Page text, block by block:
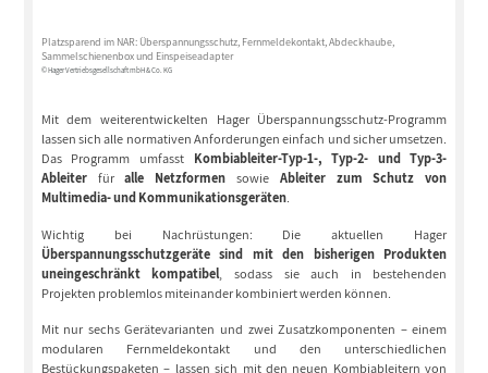
Platzsparend im NAR: Überspannungsschutz, Fernmeldekontakt, Abdeckhaube,
Sammelschienenbox und Einspeiseadapter
© Hager Vertriebsgesellschaft mbH & Co. KG
Mit dem weiterentwickelten Hager Überspannungsschutz-Programm
lassen sich alle normativen Anforderungen einfach und sicher umsetzen.
Das Programm umfasst Kombiableiter-Typ-1-, Typ-2- und Typ-3-
Ableiterfüralle Netzformen sowie Ableiter zum Schutz von
Multimedia- und Kommunikationsgeräten.
Wichtig bei Nachrüstungen: Die aktuellen Hager
Überspannungsschutzgeräte sind mit den bisherigen Produkten
uneingeschränkt kompatibel, sodass sie auch in bestehenden
Projekten problemlos miteinander kombiniert werden können.
Mit nur sechs Gerätevarianten und zwei Zusatzkomponenten – einem
modularen Fernmeldekontakt und den unterschiedlichen
Bestückungspaketen – lassen sich mit den neuen Kombiableitern von